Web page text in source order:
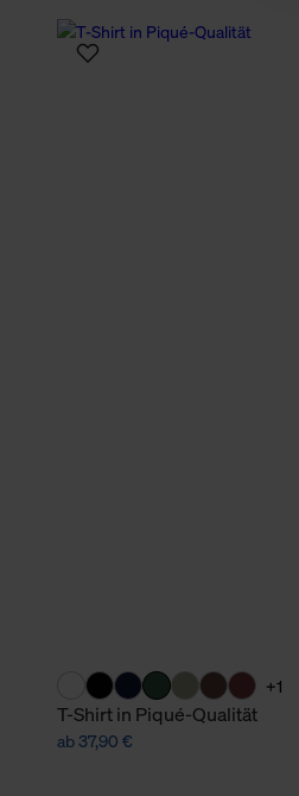
+1
T-Shirt in Piqué-Qualität
ab 37,90 €